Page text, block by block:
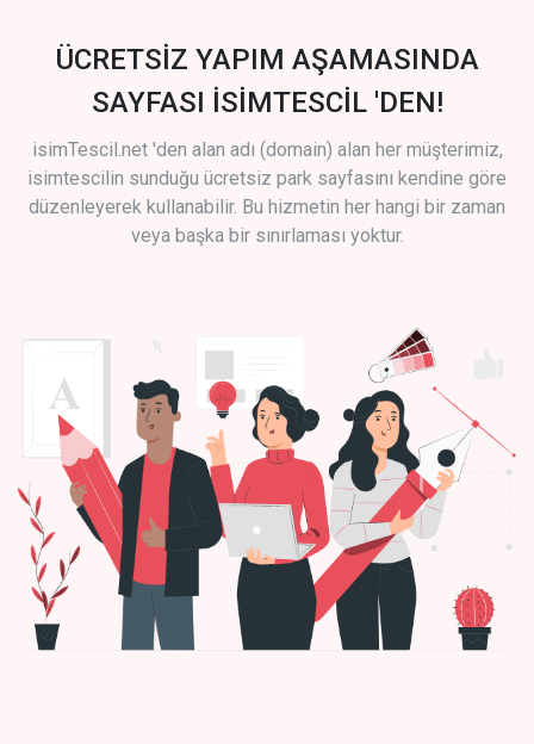
ÜCRETSİZ YAPIM AŞAMASINDA
SAYFASI İSİMTESCİL 'DEN!
isimTescil.net 'den alan adı (domain) alan her müşterimiz,
isimtescilin sunduğu ücretsiz park sayfasını kendine göre
düzenleyerek kullanabilir. Bu hizmetin her hangi bir zaman
veya başka bir sınırlaması yoktur.